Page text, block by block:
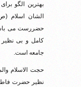
بهترین الگو
الشان اسلام
حضررست می
کامل و بی نظیر
جامعه است.
حجت الاسلام
نظیر حضرت